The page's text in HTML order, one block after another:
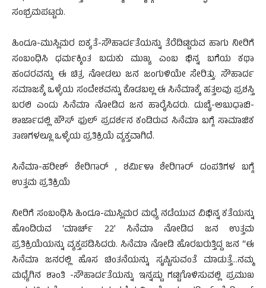
ಸಂಭ್ರಮಪಟ್ಟರು.
ಹಿಂದೂ-ಮುಸ್ಲಿಮರ ಐಕ್ಯತೆ-ಸೌಹಾರ್ದತೆಯನ್ನು ತೆರೆದಿಟ್ಟಿರುವ ಹಾಗು ನೀರಿಗೆ
ಸಂಬಂಧಿಸಿ ಧರ್ಮಕ್ಕಿಂತ ಬದುಕು ಮುಖ್ಯ ಎಂಬ ಭಿನ್ನ ಬಗೆಯ ಕಥಾ
ಹಂದರವನ್ನು ಈ ಚಿತ್ರ ನೋಡಲು ಜನ ಜಂಗುಳಿಯೇ ಸೇರಿತ್ತು. ಸೌಹಾರ್ದ
ಸಮಾಜಕ್ಕೆ ಒಳ್ಳೆಯ ಸಂದೇಶವನ್ನು ಕೊಡಬಲ್ಲ ಈ ಸಿನೆಮಾಕ್ಕೆ ಹತ್ತಲವು ಪ್ರಶಸ್ತಿ
ಬರಲಿ ಎಂದು ಸಿನೆಮಾ ನೋಡಿದ ಜನ ಹಾರೈಸಿದರು. ದುಬೈ-ಅಬುಧಾಬಿ-
ಶಾರ್ಜಾದಲ್ಲಿ ಹೌಸ್ ಫುಲ್ ಪ್ರದರ್ಶನ ಕಂಡಿರುವ ಸಿನೆಮಾ ಬಗ್ಗೆ ಸಾಮಾಜಿಕ
ತಾಣಗಳಲ್ಲೂ ಒಳ್ಳೆಯ ಪ್ರತಿಕ್ರಿಯೆ ವ್ಯಕ್ತವಾಗಿದೆ.
ಸಿನೆಮಾ-ಹರೀಶ್ ಶೇರಿಗಾರ್ , ಶರ್ಮಿಳಾ ಶೇರಿಗಾರ್ ದಂಪತಿಗಳ ಬಗ್ಗೆ
ಉತ್ತಮ ಪ್ರತಿಕ್ರಿಯೆ
ನೀರಿಗೆ ಸಂಬಂಧಿಸಿ ಹಿಂದೂ-ಮುಸ್ಲಿಮರ ಮಧ್ಯೆ ನಡೆಯುವ ವಿಭಿನ್ನ ಕತೆಯನ್ನು
ಹೊಂದಿರುವ ‘ಮಾರ್ಚ್ 22’ ಸಿನೆಮಾ ನೋಡಿದ ಜನ ಉತ್ತಮ
ಪ್ರತಿಕ್ರಿಯೆಯನ್ನು ವ್ಯಕ್ತಪಡಿಸಿದರು. ಸಿನೆಮಾ ನೋಡಿ ಹೊರಬರುತ್ತಿದ್ದ ಜನ “ಈ
ಸಿನೆಮಾ ಜನರಲ್ಲಿ ಹೊಸ ಚಿಂತನೆಯನ್ನು ಸೃಷ್ಟಿಸುವಂತೆ ಮಾಡುತ್ತೆ…ನಮ್ಮ
ಮಧ್ಯೆಗಿನ ಶಾಂತಿ -ಸೌಹಾರ್ದತೆಯನ್ನು ಇನ್ನಷ್ಟು ಗಟ್ಟಿಗೊಳಿಸುವಲ್ಲಿ ಪ್ರಮುಖ